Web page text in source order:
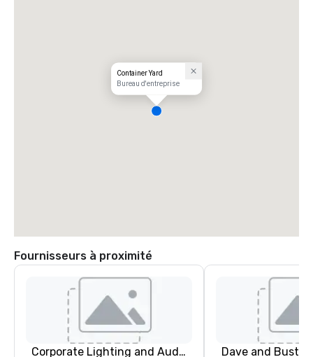
Container Yard
Bureau d'entreprise
Fournisseurs à proximité
Corporate Lighting and Audio Dave and